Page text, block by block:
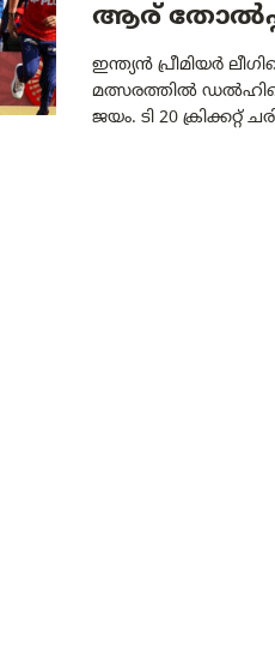
ആര്
ഇന്ത്യൻ പ്രീമിയർ
മത്സരത്തിൽ
ജയം. ടി 20